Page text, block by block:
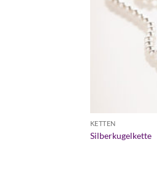
KETTEN
Silberkugelkette